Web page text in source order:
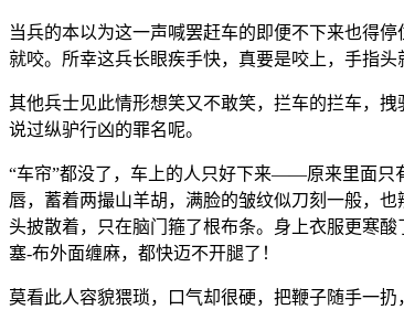
当兵的本以为这一声喊罢赶车的即便不下来也得
就咬。所幸这兵长眼疾手快，真要是咬上，手指头
其他兵士见此情形想笑又不敢笑，拦车的拦车，
说过纵驴行凶的罪名呢。
“车帘”都没了，车上的人只好下来——原来里面只
唇，蓄着两撮山羊胡，满脸的皱纹似刀刻一般，
头披散着，只在脑门箍了根布条。身上衣服更寒
塞-布外面缠麻，都快迈不开腿了！
莫看此人容貌猥琐，口气却很硬，把鞭子随手一